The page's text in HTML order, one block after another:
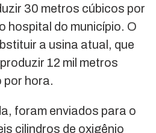
30 metros cúbicos por
hospital do município. O
a usina atual, que
12 mil metros
por hora.
foram enviados para o
cilindros de oxigênio